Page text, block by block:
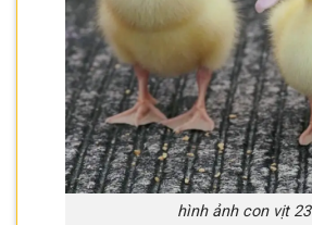
hình ảnh con vịt 23